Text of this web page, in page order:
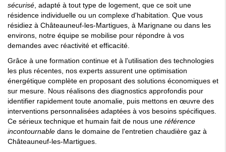
sécurisé, adapté à tout type de logement, que ce soit une
résidence individuelle ou un complexe d'habitation. Que vous
résidiez à Châteauneuf-les-Martigues, à Marignane ou dans les
environs, notre équipe se mobilise pour répondre à vos
demandes avec réactivité et efficacité.
Grâce à une formation continue et à l'utilisation des technologies
les plus récentes, nos experts assurent une optimisation
énergétique complète en proposant des solutions économiques et
sur mesure. Nous réalisons des diagnostics approfondis pour
identifier rapidement toute anomalie, puis mettons en œuvre des
interventions personnalisées adaptées à vos besoins spécifiques.
Ce sérieux technique et humain fait de nous une référence
incontournable dans le domaine de l'entretien chaudière gaz à
Châteauneuf-les-Martigues.